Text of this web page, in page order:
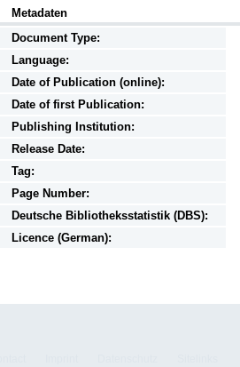
Metadaten
Document Type:
Language:
Date of Publication (online):
Date of first Publication:
Publishing Institution:
Release Date:
Tag:
Page Number:
Deutsche Bibliotheksstatistik (DBS):
Licence (German):